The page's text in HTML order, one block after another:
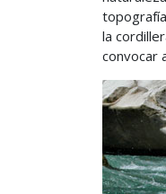
la
convocar